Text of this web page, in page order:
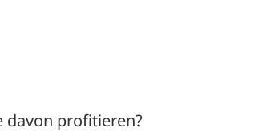
davon profitieren?